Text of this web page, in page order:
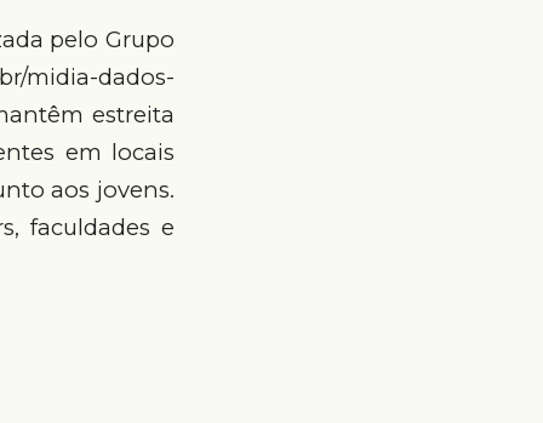
pelo Grupo
midia-dados-
estreita
em locais
aos jovens.
faculdades e